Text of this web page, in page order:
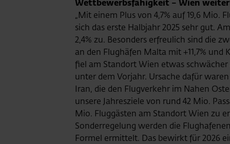
Wettbewerbsfähigkeit – Wien
„Mit einem Plus von 4,7% auf 19,6
sich das erste Halbjahr 2025 sehr gut.
2,4% zu. Besonders erfreulich sind die
an den Flughäfen Malta mit +11,7% und
fiel am Standort Wien etwas
unter dem Vorjahr. Ursache dafür
Iran, die den Flugverkehr im Nahen
unsere Jahresziele von rund 42 Mio.
Mio. Fluggästen am Standort Wien zu
Sonderregelung werden die
Formel ermittelt. Das bewirkt für 2026